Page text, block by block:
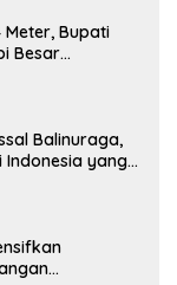
Bupati
Besar
Balinuraga,
Indonesia yang